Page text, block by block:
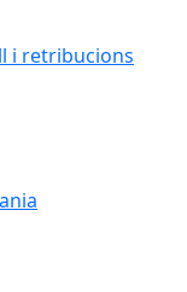
i retribucions